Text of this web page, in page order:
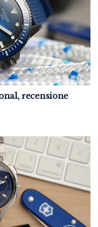
recensione